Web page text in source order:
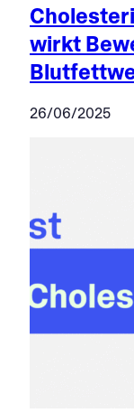
wirkt
26/06/2025